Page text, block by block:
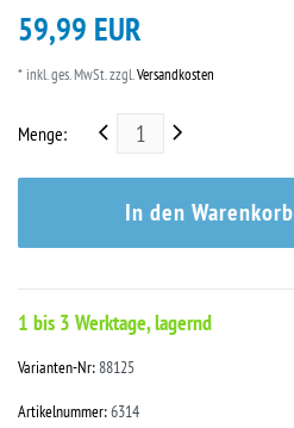
59,99 EUR
* inkl. ges. MwSt. zzgl.Versandkosten
Menge:
In den Warenkorb
1 bis 3 Werktage, lagernd
Varianten-Nr:88125
Artikelnummer:6314